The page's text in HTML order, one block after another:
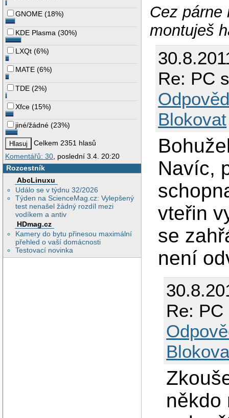
GNOME (18%)
KDE Plasma (30%)
LXQt (6%)
MATE (6%)
TDE (2%)
Xfce (15%)
jiné/žádné (23%)
Celkem 2351 hlasů
Komentářů: 30 , poslední 3.4. 20:20
Rozcestník
AbcLinuxu
Událo se v týdnu 32/2026
Týden na ScienceMag.cz: Vylepšený
test nenašel žádný rozdíl mezi
vodíkem a antiv
HDmag.cz
Kamery do bytu přinesou maximální
přehled o vaší domácnosti
Testovací novinka
Cez párne
montuješ
Re: PC
Blokovat
Navíc,
vteřin
se
není
Re:
někdo